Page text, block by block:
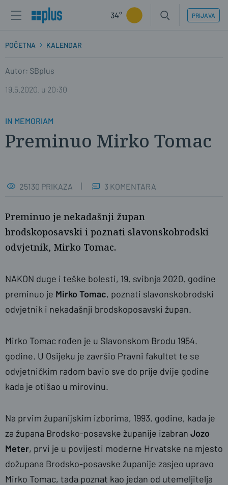
34° PRIJAVA
POČETNA KALENDAR
Autor: SBplus
19.5.2020. u 20:30
IN MEMORIAM
Preminuo Mirko Tomac
25130 PRIKAZA 3 KOMENTARA
Preminuo je nekadašnji župan
brodskoposavski i poznati slavonskobrodski
odvjetnik, Mirko Tomac.
NAKON duge i teške bolesti, 19. svibnja 2020. godine
preminuo je Mirko Tomac, poznati slavonskobrodski
odvjetnik i nekadašnji brodskoposavski župan.
Mirko Tomac rođen je u Slavonskom Brodu 1954.
godine. U Osijeku je završio Pravni fakultet te se
odvjetničkim radom bavio sve do prije dvije godine
kada je otišao u mirovinu.
Na prvim županijskim izborima, 1993. godine, kada je
za župana Brodsko-posavske županije izabran Jozo
Meter, prvi je u povijesti moderne Hrvatske na mjesto
dožupana Brodsko-posavske županije zasjeo upravo
Mirko Tomac, tada poznat kao jedan od utemeljitelja